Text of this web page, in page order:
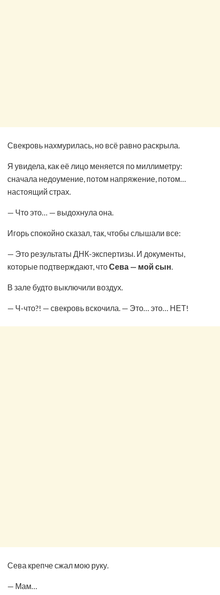
Свекровь нахмурилась, но всё равно раскрыла.
Я увидела, как её лицо меняется по миллиметру:
сначала недоумение, потом напряжение, потом…
настоящий страх.
— Что это… — выдохнула она.
Игорь спокойно сказал, так, чтобы слышали все:
— Это результаты ДНК-экспертизы. И документы,
которые подтверждают, чтоСева — мой сын
В зале будто выключили воздух.
— Ч-что?! — свекровь вскочила. — Это… это… НЕТ!
Сева крепче сжал мою руку.
— Мам…